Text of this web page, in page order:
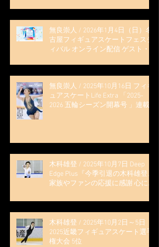
無良崇人 / 2026年1月4日（日）名
古屋フィギュアスケートフェステ
ィバル オンライン配信 ゲスト・
無良崇人 / 2025年10月16日 フィギ
ュアスケートLife Extra 「2025-
2026 五輪シーズン開幕号 」連載
木科雄登 / 2025年10月7日 Deep
Edge Plus『今季引退の木科雄登、
家族やファンの応援に感謝 心に響
見に来て」』
木科雄登 / 2025年10月2日～5日
2025近畿フィギュアスケート選手
権大会 5位